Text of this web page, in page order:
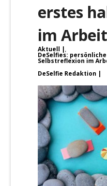
Über uns
Newsletter
Kontakt
erstes
im
Aktuell ,
DeSelfies:
Selbstreflexion im
DeSelfie Redaktion